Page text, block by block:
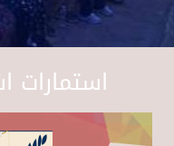
استمارات